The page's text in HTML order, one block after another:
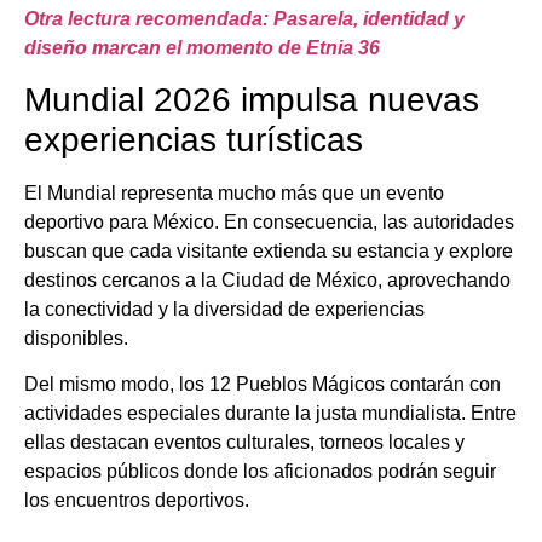
Otra lectura recomendada: Pasarela, identidad y
diseño marcan el momento de Etnia 36
Mundial 2026 impulsa nuevas
experiencias turísticas
El Mundial representa mucho más que un evento
deportivo para México. En consecuencia, las autoridades
buscan que cada visitante extienda su estancia y explore
destinos cercanos a la Ciudad de México, aprovechando
la conectividad y la diversidad de experiencias
disponibles.
Del mismo modo, los 12 Pueblos Mágicos contarán con
actividades especiales durante la justa mundialista. Entre
ellas destacan eventos culturales, torneos locales y
espacios públicos donde los aficionados podrán seguir
los encuentros deportivos.